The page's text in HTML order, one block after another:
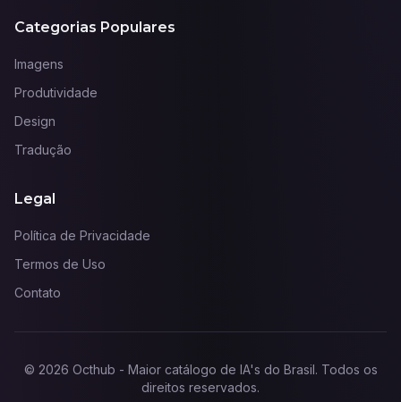
Categorias Populares
Imagens
Produtividade
Design
Tradução
Legal
Política de Privacidade
Termos de Uso
Contato
© 2026 Octhub - Maior catálogo de IA's do Brasil. Todos os
direitos reservados.